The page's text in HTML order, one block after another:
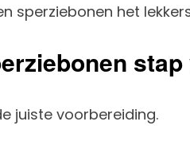
sperziebonen het
juiste voorbereiding.